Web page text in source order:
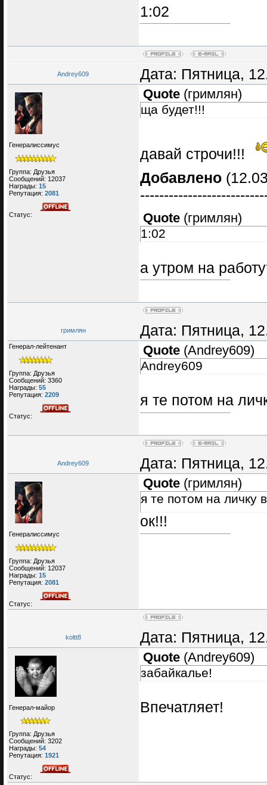
1:02
Andrey609 Дата: Пятница,
Генералиссимус
Группа: Друзья
Сообщений: 12037
Награды: 15
Репутация: 2081
Статус:
Quote (гримлян)
ща будет!!!
давай строчи!!!
Добавлено
Quote (гримлян)
1:02
а утром на
гримлян Дата: Пятница,
Генерал-лейтенант
Группа: Друзья
Сообщений: 3360
Награды: 55
Репутация: 2209
Статус:
Quote (Andrey609)
Andrey609
я те потом на
Andrey609 Дата: Пятница,
Генералиссимус
Группа: Друзья
Сообщений: 12037
Награды: 15
Репутация: 2081
Статус:
Quote (гримлян)
я те потом на личку
ок!!!
koltt8 Дата: Пятница,
Генерал-майор
Группа: Друзья
Сообщений: 3202
Награды: 54
Репутация: 1921
Статус:
Quote (Andrey609)
забайкалье!
Впечатляет!